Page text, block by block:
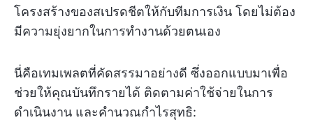
โครงสร้างของสเปรดชีตให้กับทีมการเงิน โดยไม่ต้อง
มีความยุ่งยากในการทำงานด้วยตนเอง
นี่คือเทมเพลตที่คัดสรรมาอย่างดี ซึ่งออกแบบมาเพื่อ
ช่วยให้คุณบันทึกรายได้ ติดตามค่าใช้จ่ายในการ
ดำเนินงาน และคำนวณกำไรสุทธิ: